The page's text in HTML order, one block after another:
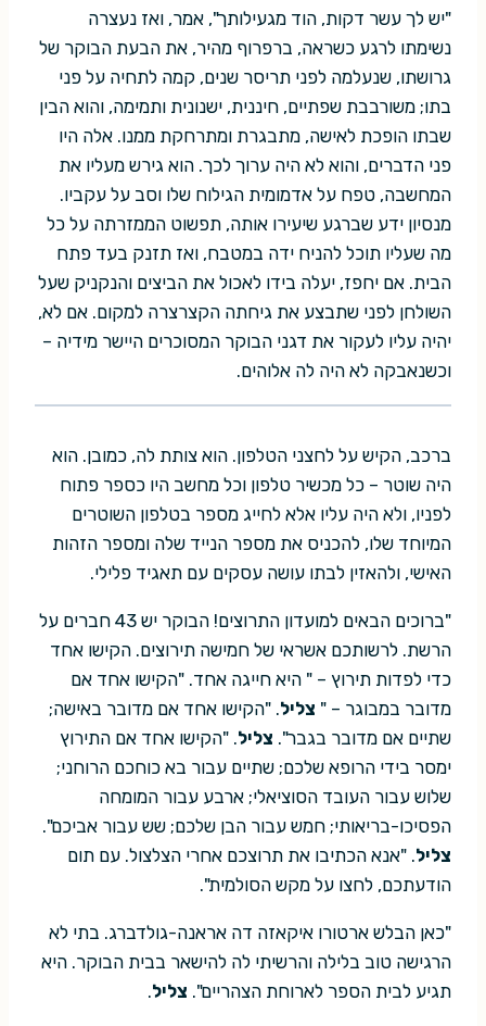
"יש לך עשר דקות, הוד מגעילותך", אמר, ואז נעצרה
נשימתו לרגע כשראה, ברפרוף מהיר, את הבעת הבוקר של
גרושתו, שנעלמה לפני תריסר שנים, קמה לתחיה על פני
בתו; משורבבת שפתיים, חיננית, ישנונית ותמימה, והוא הבין
שבתו הופכת לאישה, מתבגרת ומתרחקת ממנו. אלה היו
פני הדברים, והוא לא היה ערוך לכך. הוא גירש מעליו את
המחשבה, טפח על אדמומית הגילוח שלו וסב על עקביו.
מנסיון ידע שברגע שיעירו אותה, תפשוט הממזרתה על כל
מה שעליו תוכל להניח ידה במטבח, ואז תזנק בעד פתח
הבית. אם יחפז, יעלה בידו לאכול את הביצים והנקניק שעל
השולחן לפני שתבצע את גיחתה הקצרצרה למקום. אם לא,
יהיה עליו לעקור את דגני הבוקר המסוכרים היישר מידיה –
וכשנאבקה לא היה לה אלוהים.
ברכב, הקיש על לחצני הטלפון. הוא צותת לה, כמובן. הוא
היה שוטר – כל מכשיר טלפון וכל מחשב היו כספר פתוח
לפניו, ולא היה עליו אלא לחייג מספר בטלפון השוטרים
המיוחד שלו, להכניס את מספר הנייד שלה ומספר הזהות
האישי, ולהאזין לבתו עושה עסקים עם תאגיד פלילי.
"ברוכים הבאים למועדון התרוצים! הבוקר יש 43 חברים על
הרשת. לרשותכם אשראי של חמישה תירוצים. הקישו אחד
כדי לפדות תירוץ – " היא חייגה אחד. "הקישו אחד אם
מדובר במבוגר – " צליל. "הקישו אחד אם מדובר באישה;
שתיים אם מדובר בגבר". צליל. "הקישו אחד אם התירוץ
ימסר בידי הרופא שלכם; שתיים עבור בא כוחכם הרוחני;
שלוש עבור העובד הסוציאלי; ארבע עבור המומחה
הפסיכו-בריאותי; חמש עבור הבן שלכם; שש עבור אביכם".
צליל. "אנא הכתיבו את תרוצכם אחרי הצלצול. עם תום
הודעתכם, לחצו על מקש הסולמית".
"כאן הבלש ארטורו איקאזה דה אראנה-גולדברג. בתי לא
הרגישה טוב בלילה והרשיתי לה להישאר בבית הבוקר. היא
תגיע לבית הספר לארוחת הצהריים". צליל.